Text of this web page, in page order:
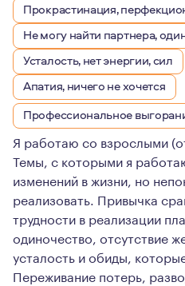
Не могу найти партнера,
Усталость, нет энергии, сил
Апатия, ничего не хочется
Я работаю со взрослыми
Темы, с которыми я
изменений в жизни, но
реализовать. Привычка
трудности в реализации
одиночество, отсутствие
усталость и обиды,
Переживание потерь,